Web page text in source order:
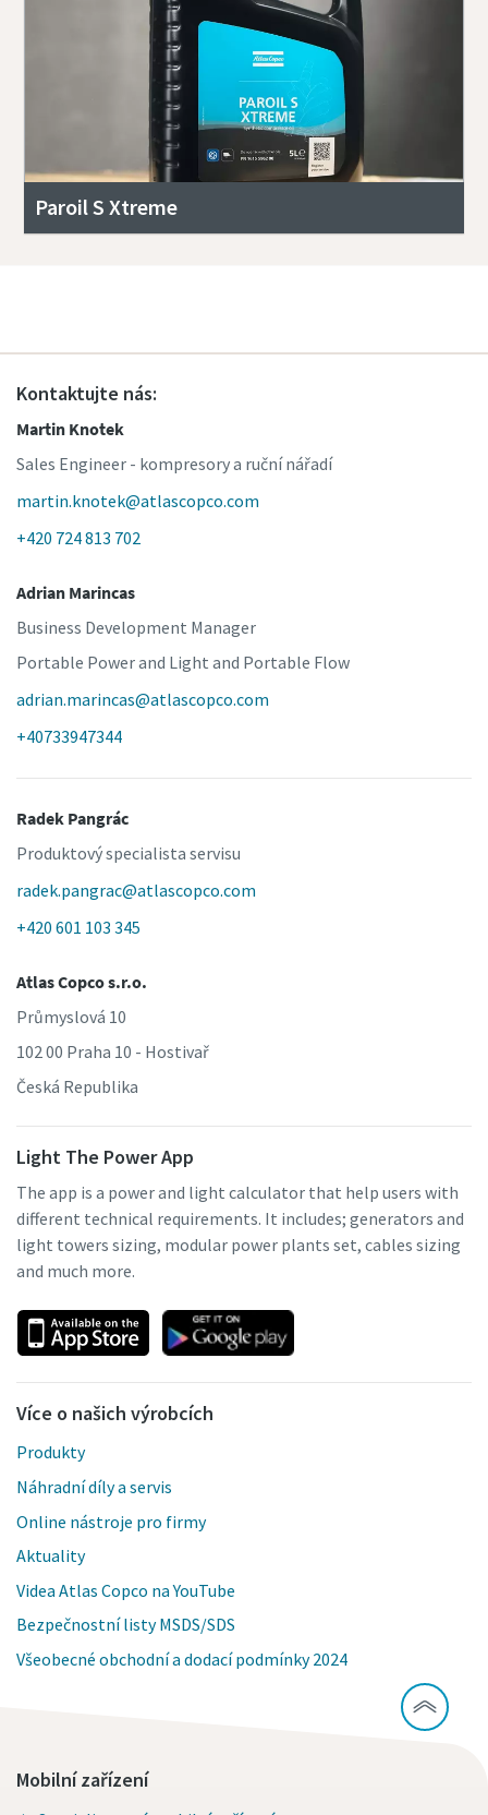
Paroil S Xtreme
Kontaktujte nás:
Martin Knotek
Sales Engineer - kompresory a ruční nářadí
martin.knotek@atlascopco.com
+420 724 813 702
Adrian Marincas
Business Development Manager
Portable Power and Light and Portable Flow
adrian.marincas@atlascopco.com
+40733947344
Radek Pangrác
Produktový specialista servisu
radek.pangrac@atlascopco.com
+420 601 103 345
Atlas Copco s.r.o.
Průmyslová 10
102 00 Praha 10 - Hostivař
Česká Republika
Light The Power App
The app is a power and light calculator that help users with
different technical requirements. It includes; generators and
light towers sizing, modular power plants set, cables sizing
and much more.
Více o našich výrobcích
Produkty
Náhradní díly a servis
Online nástroje pro firmy
Aktuality
Videa Atlas Copco na YouTube
Bezpečnostní listy MSDS/SDS
Všeobecné obchodní a dodací podmínky 2024
Mobilní zařízení